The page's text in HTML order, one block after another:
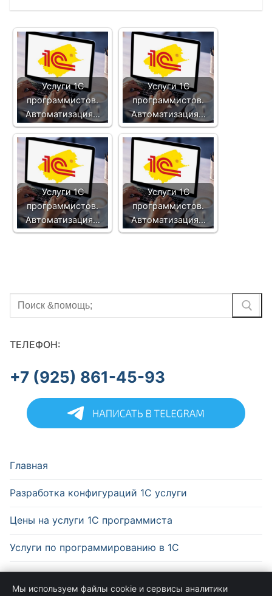
Услуги 1С
программистов.
Автоматизация…
Услуги 1С
программистов.
Автоматизация…
Услуги 1С
программистов.
Автоматизация…
Услуги 1С
программистов.
Автоматизация…
Найти:
ТЕЛЕФОН:
+7 (925) 861-45-93
Главная
Разработка конфигураций 1С услуги
Цены на услуги 1С программиста
Услуги по программированию в 1С
Информация
Мы используем файлы cookie и сервисы аналитики